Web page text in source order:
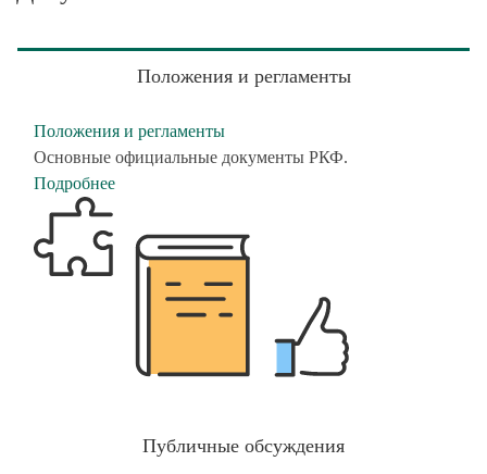
Положения и регламенты
Положения и регламенты
Основные официальные документы РКФ.
Подробнее
Публичные обсуждения